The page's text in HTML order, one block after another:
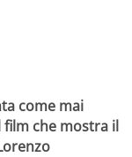
come mai
che mostra il